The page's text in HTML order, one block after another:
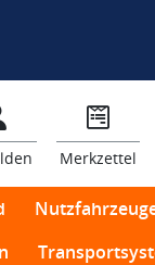
Merkzettel